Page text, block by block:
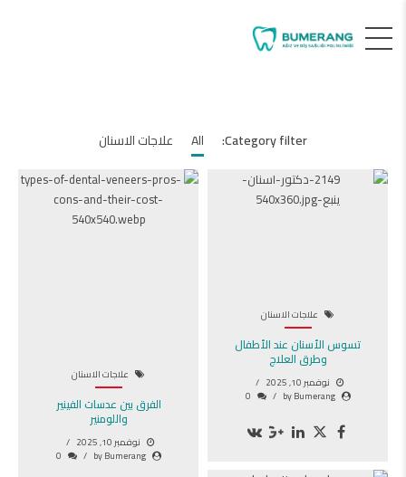
Category filter:
All علاجات الاسنان
علاجات الاسنان
الفرق بين عدسات الفينير
واللومنير
نوفمبر 10, 2025
by Bumerang
0
علاجات الاسنان
تسوس الأسنان عند الأطفال
وطرق العلاج
نوفمبر 10, 2025
by Bumerang
0